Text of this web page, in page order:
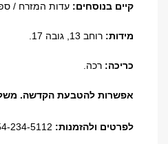
קיים בנוסחים: עדות המזרח /
מידות: רוחב 13, גובה 17.
כריכה: רכה.
אפשרות להטבעת הקדשה.
לפרטים ולהזמנות: